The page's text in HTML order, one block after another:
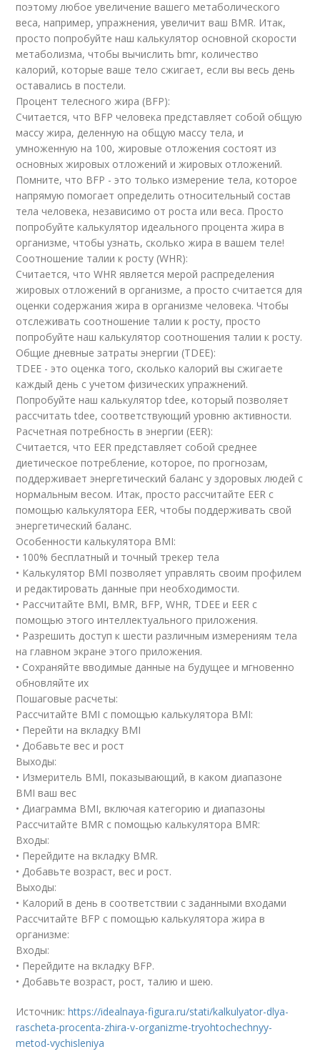
поэтому любое увеличение вашего метаболического
веса, например, упражнения, увеличит ваш BMR. Итак,
просто попробуйте наш калькулятор основной скорости
метаболизма, чтобы вычислить bmr, количество
калорий, которые ваше тело сжигает, если вы весь день
оставались в постели.
Процент телесного жира (BFP):
Считается, что BFP человека представляет собой общую
массу жира, деленную на общую массу тела, и
умноженную на 100, жировые отложения состоят из
основных жировых отложений и жировых отложений.
Помните, что BFP - это только измерение тела, которое
напрямую помогает определить относительный состав
тела человека, независимо от роста или веса. Просто
попробуйте калькулятор идеального процента жира в
организме, чтобы узнать, сколько жира в вашем теле!
Соотношение талии к росту (WHR):
Считается, что WHR является мерой распределения
жировых отложений в организме, а просто считается для
оценки содержания жира в организме человека. Чтобы
отслеживать соотношение талии к росту, просто
попробуйте наш калькулятор соотношения талии к росту.
Общие дневные затраты энергии (TDEE):
TDEE - это оценка того, сколько калорий вы сжигаете
каждый день с учетом физических упражнений.
Попробуйте наш калькулятор tdee, который позволяет
рассчитать tdee, соответствующий уровню активности.
Расчетная потребность в энергии (EER):
Считается, что EER представляет собой среднее
диетическое потребление, которое, по прогнозам,
поддерживает энергетический баланс у здоровых людей с
нормальным весом. Итак, просто рассчитайте EER с
помощью калькулятора EER, чтобы поддерживать свой
энергетический баланс.
Особенности калькулятора BMI:
• 100% бесплатный и точный трекер тела
• Калькулятор BMI позволяет управлять своим профилем
и редактировать данные при необходимости.
• Рассчитайте BMI, BMR, BFP, WHR, TDEE и EER с
помощью этого интеллектуального приложения.
• Разрешить доступ к шести различным измерениям тела
на главном экране этого приложения.
• Сохраняйте вводимые данные на будущее и мгновенно
обновляйте их
Пошаговые расчеты:
Рассчитайте BMI с помощью калькулятора BMI:
• Перейти на вкладку BMI
• Добавьте вес и рост
Выходы:
• Измеритель BMI, показывающий, в каком диапазоне
BMI ваш вес
• Диаграмма BMI, включая категорию и диапазоны
Рассчитайте BMR с помощью калькулятора BMR:
Входы:
• Перейдите на вкладку BMR.
• Добавьте возраст, вес и рост.
Выходы:
• Калорий в день в соответствии с заданными входами
Рассчитайте BFP с помощью калькулятора жира в
организме:
Входы:
• Перейдите на вкладку BFP.
• Добавьте возраст, рост, талию и шею.
Источник:https://idealnaya-figura.ru/stati/kalkulyator-dlya-
rascheta-procenta-zhira-v-organizme-tryohtochechnyy-
metod-vychisleniya